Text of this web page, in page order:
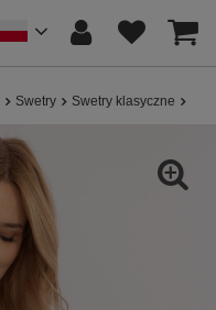
Swetry Swetry klasyczne